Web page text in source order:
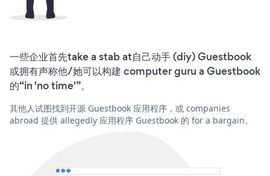
一些企业首先take a stab at自己动手 (diy) Guestbook
或拥有声称他/她可以构建 computer guru a Guestbook
的“in 'no time'”。
其他人试图找到开源 Guestbook 应用程序，或 companies
abroad 提供 allegedly 应用程序 Guestbook 的 for a bargain。